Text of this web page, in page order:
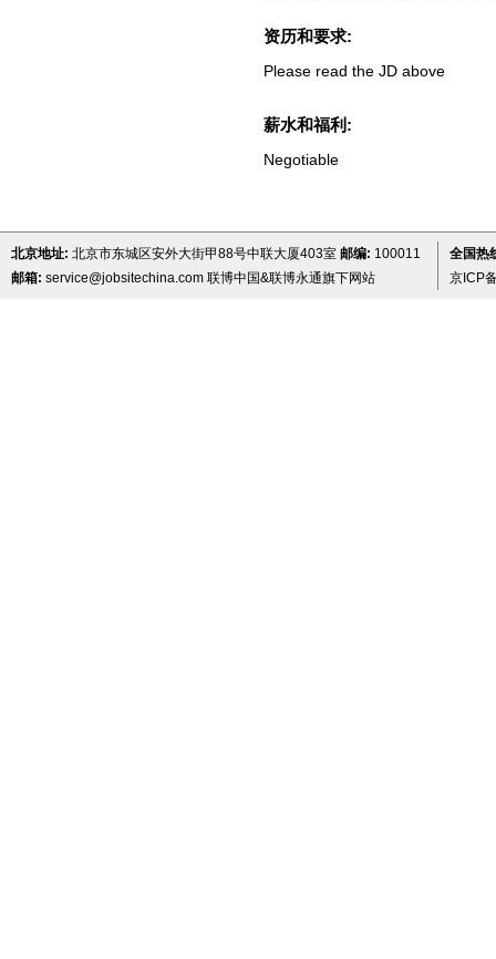
资历和要求:
Please read the JD above
薪水和福利:
Negotiable
北京地址: 北京市东城区安外大街甲88号中联大厦403室 邮编: 100011
邮箱: service@jobsitechina.com 联博中国&联博永通旗下网站
全国热
京ICP